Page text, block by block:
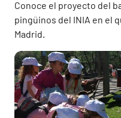
Conoce el proyecto del
pingüinos del INIA en el
Madrid.